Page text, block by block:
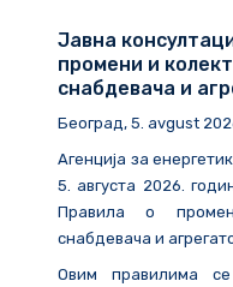
Јавна
промени и
снабдевача и
Београд, 5. avgust
Агенција за
5. августа 2026.
Правила о
снабдевача и
Овим правилима